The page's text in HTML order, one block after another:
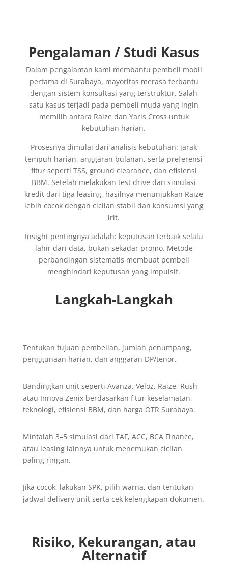
Pengalaman / Studi Kasus
Dalam pengalaman kami membantu pembeli mobil
pertama di Surabaya, mayoritas merasa terbantu
dengan sistem konsultasi yang terstruktur. Salah
satu kasus terjadi pada pembeli muda yang ingin
memilih antara Raize dan Yaris Cross untuk
kebutuhan harian.
Prosesnya dimulai dari analisis kebutuhan: jarak
tempuh harian, anggaran bulanan, serta preferensi
fitur seperti TSS, ground clearance, dan efisiensi
BBM. Setelah melakukan test drive dan simulasi
kredit dari tiga leasing, hasilnya menunjukkan Raize
lebih cocok dengan cicilan stabil dan konsumsi yang
irit.
Insight pentingnya adalah: keputusan terbaik selalu
lahir dari data, bukan sekadar promo. Metode
perbandingan sistematis membuat pembeli
menghindari keputusan yang impulsif.
Langkah-Langkah
Tentukan tujuan pembelian, jumlah penumpang,
penggunaan harian, dan anggaran DP/tenor.
Bandingkan unit seperti Avanza, Veloz, Raize, Rush,
atau Innova Zenix berdasarkan fitur keselamatan,
teknologi, efisiensi BBM, dan harga OTR Surabaya.
Mintalah 3–5 simulasi dari TAF, ACC, BCA Finance,
atau leasing lainnya untuk menemukan cicilan
paling ringan.
Jika cocok, lakukan SPK, pilih warna, dan tentukan
jadwal delivery unit serta cek kelengkapan dokumen.
Risiko, Kekurangan, atau
Alternatif